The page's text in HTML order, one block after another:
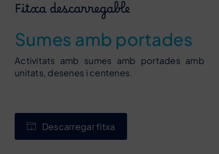
Fitxa descarregable
Sumes amb portades
Activitats amb sumes amb portades amb
unitats, desenes i centenes.
Descarregar fitxa